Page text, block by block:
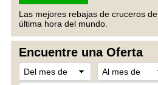
Las mejores rebajas de cruceros de
última hora del mundo.
Encuentre una Oferta